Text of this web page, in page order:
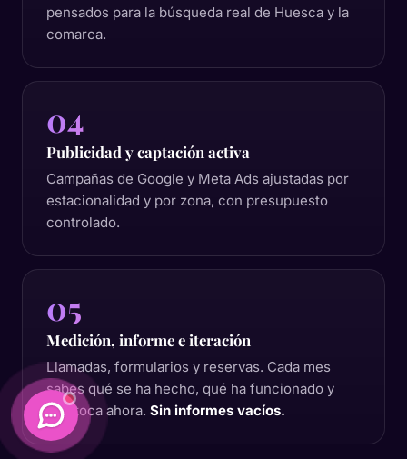
pensados para la búsqueda real de Huesca y la
comarca.
04
Publicidad y captación activa
Campañas de Google y Meta Ads ajustadas por
estacionalidad y por zona, con presupuesto
controlado.
05
Medición, informe e iteración
Llamadas, formularios y reservas. Cada mes
sabes qué se ha hecho, qué ha funcionado y
qué toca ahora. Sin informes vacíos.